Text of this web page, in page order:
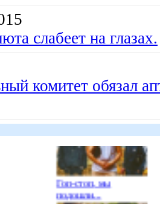
слабеет на глазах.
комитет обязал
Гоп-стоп, мы
подошли...